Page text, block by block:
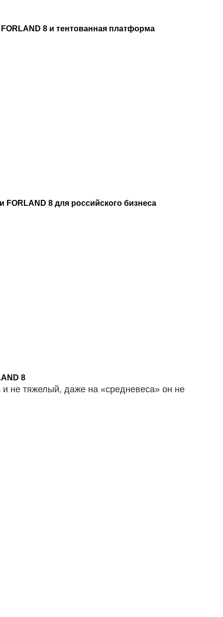
8 и тентованная платформа
8 для российского бизнеса
8
и не тяжелый, даже на «средневеса» он не